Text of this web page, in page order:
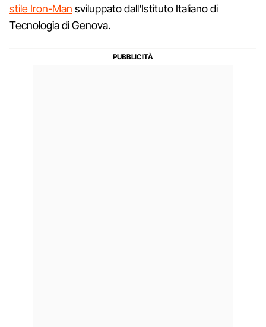
stile Iron-Man sviluppato dall'Istituto Italiano di
Tecnologia di Genova.